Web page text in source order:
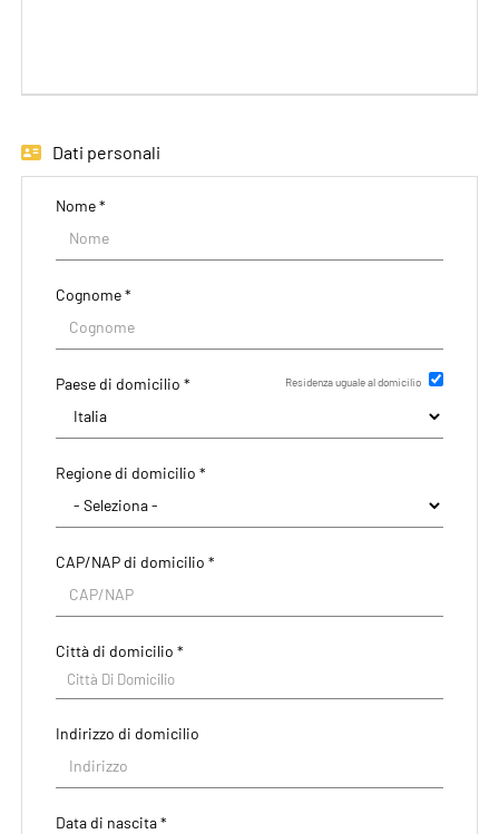
IT
DE
ES
PT
Dati personali
Nome *
Cognome *
Paese di domicilio * Residenza uguale al domicilio
Regione di domicilio *
CAP/NAP di domicilio *
Città di domicilio *
Città Di Domicilio
Indirizzo di domicilio
Data di nascita *